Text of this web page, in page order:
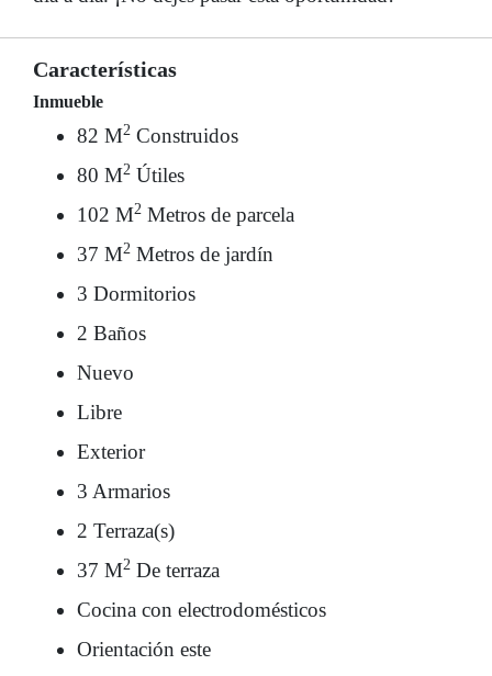
Características
Inmueble
82 M2 Construidos
80 M2 Útiles
102 M2 Metros de parcela
37 M2 Metros de jardín
3 Dormitorios
2 Baños
Nuevo
Libre
Exterior
3 Armarios
2 Terraza(s)
37 M2 De terraza
Cocina con electrodomésticos
Orientación este